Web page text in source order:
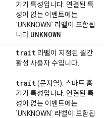
기기 특성입니다. 연결된 특
성이 없는 이벤트에는
`UNKNOWN` 라벨이 포함됩
니다. UNKNOWN
trait 라벨이 지정된 월간
활성 사용자 수입니다.
trait(문자열): 스마트 홈
기기 특성입니다. 연결된 특
성이 없는 이벤트에는
`UNKNOWN` 라벨이 포함됩